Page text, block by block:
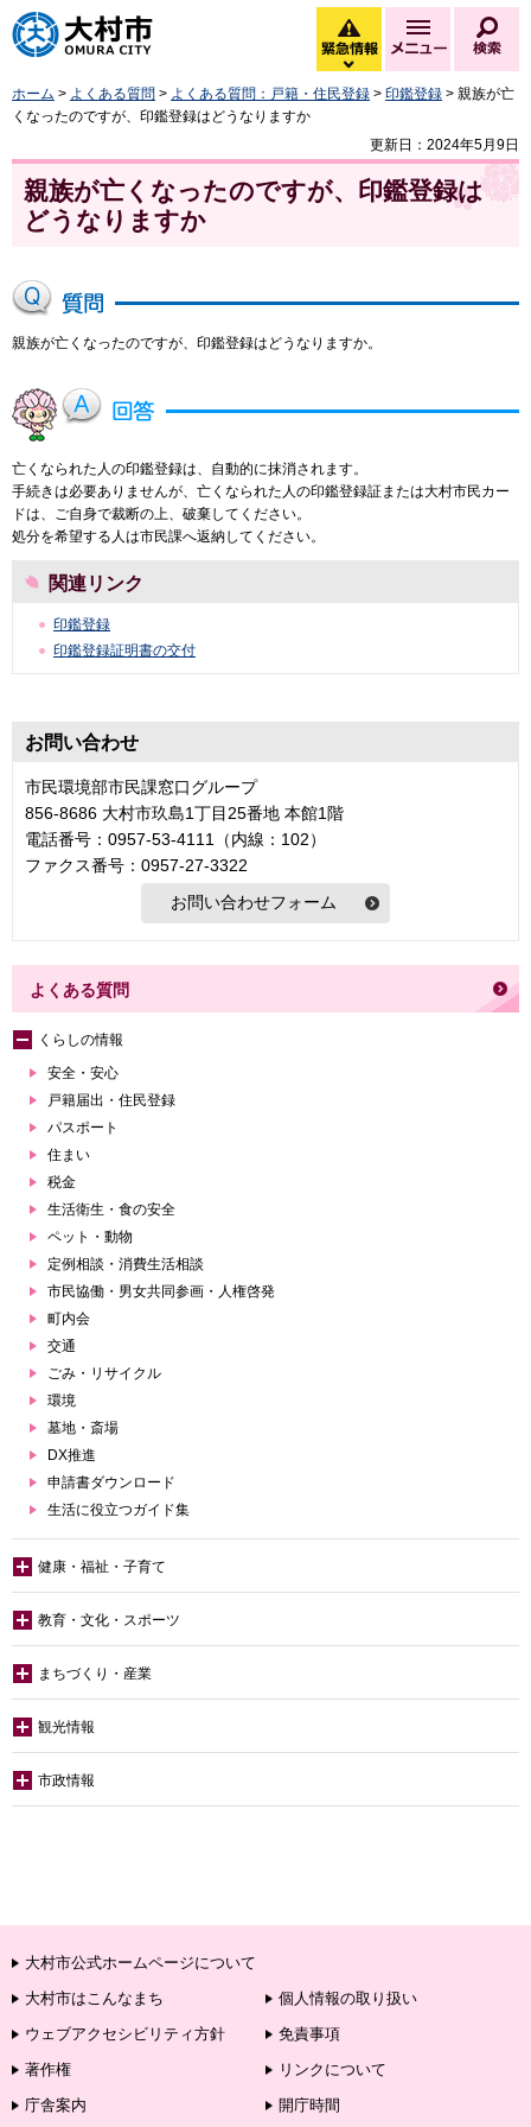
大村市
緊急情報
緊急情報を開く
メニュー
ホーム > よくある質問 > よくある質問：戸籍・住民登録 > 印鑑登録 > 親族が亡
くなったのですが、印鑑登録はどうなりますか
更新日：2024年5月9日
親族が亡くなったのですが、印鑑登録は
どうなりますか
親族が亡くなったのですが、印鑑登録はどうなりますか。
亡くなられた人の印鑑登録は、自動的に抹消されます。
手続きは必要ありませんが、亡くなられた人の印鑑登録証または大村市民カー
ドは、ご自身で裁断の上、破棄してください。
処分を希望する人は市民課へ返納してください。
関連リンク
印鑑登録
印鑑登録証明書の交付
お問い合わせ
市民環境部市民課窓口グループ
856-8686 大村市玖島1丁目25番地 本館1階
電話番号：0957-53-4111（内線：102）
ファクス番号：0957-27-3322
よくある質問
くらしの情報
安全・安心
戸籍届出・住民登録
パスポート
住まい
税金
生活衛生・食の安全
ペット・動物
定例相談・消費生活相談
市民協働・男女共同参画・人権啓発
町内会
交通
ごみ・リサイクル
環境
墓地・斎場
DX推進
申請書ダウンロード
生活に役立つガイド集
健康・福祉・子育て
教育・文化・スポーツ
まちづくり・産業
観光情報
市政情報
大村市公式ホームページについて
大村市はこんなまち
個人情報の取り扱い
ウェブアクセシビリティ方針
免責事項
著作権
リンクについて
庁舎案内
開庁時間